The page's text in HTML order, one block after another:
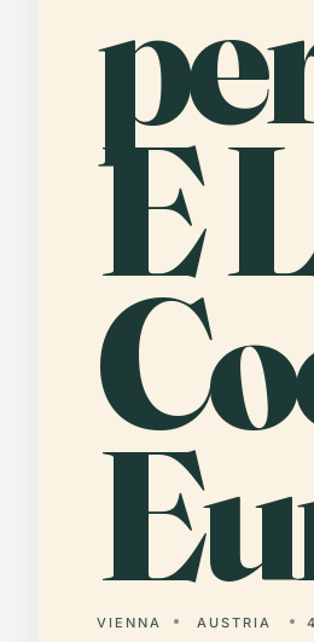
E
VIENNA AUSTRIA